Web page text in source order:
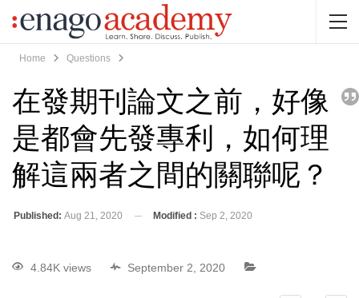
Home Questions
在發期刊論文之前，好像
是都會先發專利，如何理
解這兩者之間的關聯呢？
Published: Aug 21, 2020 Modified : Sep 2, 2020
4.84K views September 2, 2020